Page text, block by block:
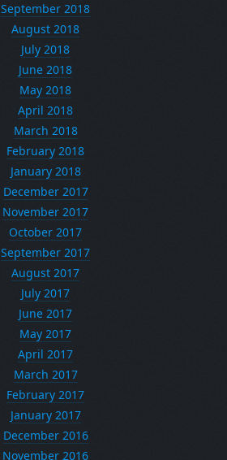
September 2018
August 2018
July 2018
June 2018
May 2018
April 2018
March 2018
February 2018
January 2018
December 2017
November 2017
October 2017
September 2017
August 2017
July 2017
June 2017
May 2017
April 2017
March 2017
February 2017
January 2017
December 2016
November 2016